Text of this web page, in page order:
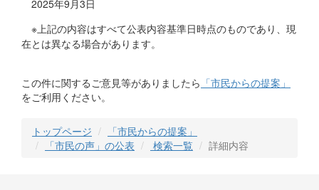
2025年9月3日
※上記の内容はすべて公表内容基準日時点のものであり、現
在とは異なる場合があります。
この件に関するご意見等がありましたら 「市民からの提案」
をご利用ください。
トップページ
「市民からの提案」
「市民の声」の公表
検索一覧 詳細内容